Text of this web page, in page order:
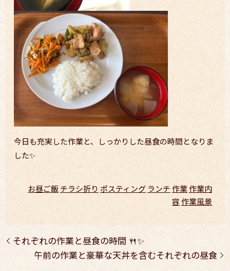
今日も充実した作業と、しっかりした昼食の時間となりま
した✨
お昼ご飯チラシ折り ポスティング ランチ作業作業内
容 作業風景
それぞれの作業と昼食の時間 🍴✨
午前の作業と豪華な天丼を含むそれぞれの昼食